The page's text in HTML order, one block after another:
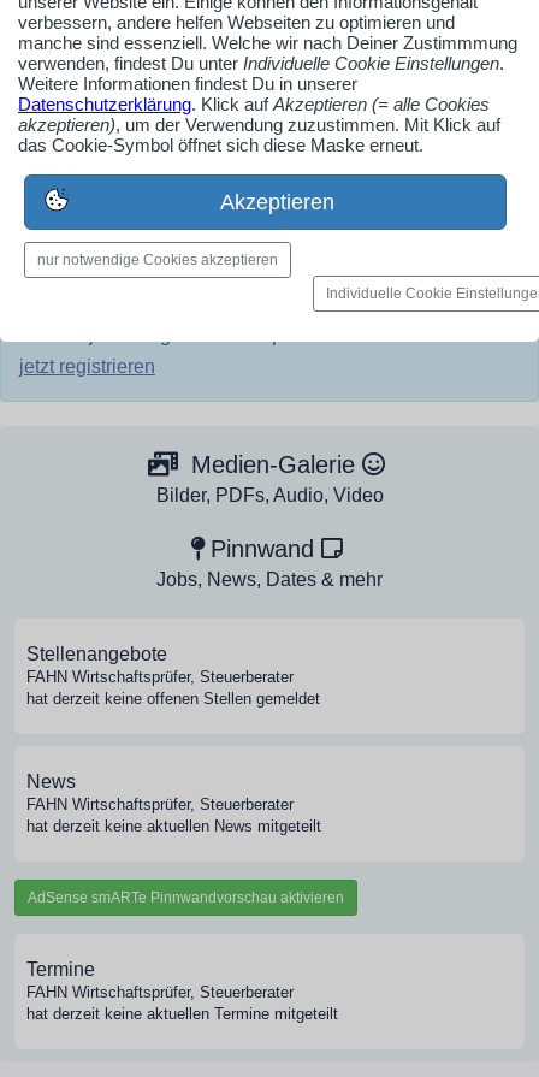
GoogleMaps aktivieren
AdSense smARTe inArticle-Anzeige aktivieren
Ob Solo-Selbsständiger, Handwerksbetrieb oder
jetzt registrieren
Medien-Galerie
Bilder, PDFs, Audio, Video
Pinnwand
Jobs, News, Dates & mehr
Stellenangebote
FAHN Wirtschaftsprüfer, Steuerberater
hat derzeit keine offenen Stellen gemeldet
News
FAHN Wirtschaftsprüfer, Steuerberater
hat derzeit keine aktuellen News mitgeteilt
AdSense smARTe Pinnwandvorschau aktivieren
Termine
FAHN Wirtschaftsprüfer, Steuerberater
hat derzeit keine aktuellen Termine mitgeteilt
verbessern, andere helfen Webseiten zu optimieren und
manche sind essenziell. Welche wir nach Deiner Zustimmmung
verwenden, findest Du unter Individuelle Cookie Einstellungen.
Weitere Informationen findest Du in unserer
Datenschutzerklärung. Klick aufAkzeptieren (= alle Cookies
akzeptieren), um der Verwendung zuzustimmen. Mit Klick auf
das Cookie-Symbol öffnet sich diese Maske erneut.
Akzeptieren
nur notwendige Cookies akzeptieren
Individuelle Cookie